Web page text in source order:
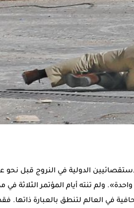
الدولية في النروج قبل نحو
ولم تنته أيام المؤتمر الثلاثة في
في العالم لتنطق بالعبارة ذاتها. فقد